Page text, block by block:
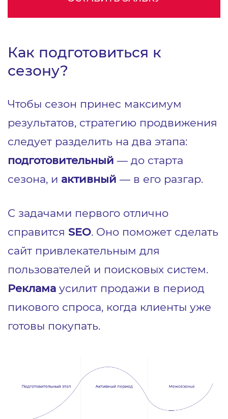
Как подготовиться к
сезону?
Чтобы сезон принес максимум
результатов, стратегию продвижения
следует разделить на два этапа:
подготовительный — до старта
сезона, и активный — в его разгар.
С задачами первого отлично
справится SEO. Оно поможет сделать
сайт привлекательным для
пользователей и поисковых систем.
Реклама усилит продажи в период
пикового спроса, когда клиенты уже
готовы покупать.